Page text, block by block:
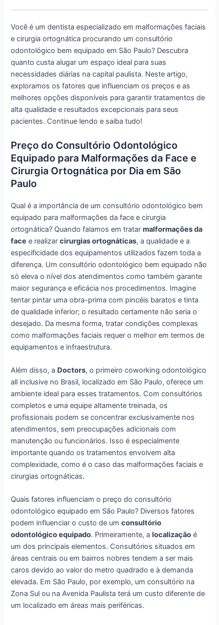
Você é um dentista especializado em malformações faciais
e cirurgia ortognática procurando um consultório
odontológico bem equipado em São Paulo? Descubra
quanto custa alugar um espaço ideal para suas
necessidades diárias na capital paulista. Neste artigo,
exploramos os fatores que influenciam os preços e as
melhores opções disponíveis para garantir tratamentos de
alta qualidade e resultados excepcionais para seus
pacientes. Continue lendo e saiba tudo!
Preço do Consultório Odontológico
Equipado para Malformações da Face e
Cirurgia Ortognática por Dia em São
Paulo
Qual é a importância de um consultório odontológico bem
equipado para malformações da face e cirurgia
ortognática? Quando falamos em tratarmalformações da
face e realizarcirurgias ortognáticas, a qualidade e a
especificidade dos equipamentos utilizados fazem toda a
diferença. Um consultório odontológico bem equipado não
só eleva o nível dos atendimentos como também garante
maior segurança e eficácia nos procedimentos. Imagine
tentar pintar uma obra-prima com pincéis baratos e tinta
de qualidade inferior; o resultado certamente não seria o
desejado. Da mesma forma, tratar condições complexas
como malformações faciais requer o melhor em termos de
equipamentos e infraestrutura.
Além disso, a Doctors, o primeiro coworking odontológico
all inclusive no Brasil, localizado em São Paulo, oferece um
ambiente ideal para esses tratamentos. Com consultórios
completos e uma equipe altamente treinada, os
profissionais podem se concentrar exclusivamente nos
atendimentos, sem preocupações adicionais com
manutenção ou funcionários. Isso é especialmente
importante quando os tratamentos envolvem alta
complexidade, como é o caso das malformações faciais e
cirurgias ortognáticas.
Quais fatores influenciam o preço do consultório
odontológico equipado em São Paulo? Diversos fatores
podem influenciar o custo de umconsultório
odontológico equipado. Primeiramente, alocalização é
um dos principais elementos. Consultórios situados em
áreas centrais ou em bairros nobres tendem a ser mais
caros devido ao valor do metro quadrado e à demanda
elevada. Em São Paulo, por exemplo, um consultório na
Zona Sul ou na Avenida Paulista terá um custo diferente de
um localizado em áreas mais periféricas.